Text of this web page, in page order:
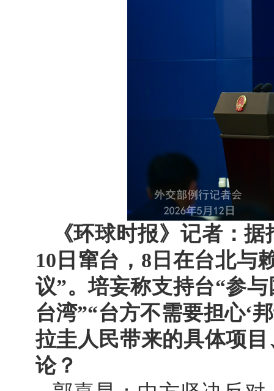
《环球时报》记者：
10日窜台，8日在台北与
议”。培妄称支持台“参
台湾”“台方不需要担心‘
拉圭人民带来的具体项
论？